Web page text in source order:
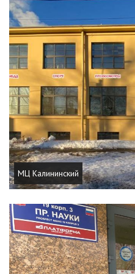
МЦ Калининский